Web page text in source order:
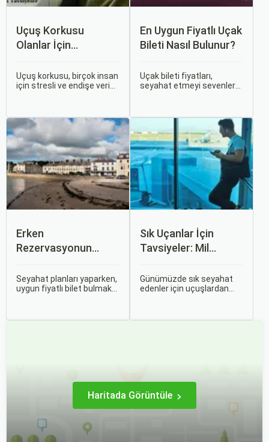
Uçuş Korkusu
Olanlar İçin
Uçuş korkusu, birçok insan
için stresli ve endişe verici
etmek zorunda olan kişiler
için büyük bir sorun teşkil
edebilir.
En Uygun Fiyatlı Uçak
Bileti Nasıl Bulunur?
Uçak bileti fiyatları,
seyahat etmeyi sevenler
araştırma ile uygun fiyatlı
uçak bileti bulmak
mümkündür.
Erken
Rezervasyonun
Otobüs Bileti Satın
Alma İpuçları
Seyahat planları yaparken,
uygun fiyatlı bilet bulmak
yaşamanızı sağlar.
Sık Uçanlar İçin
Tavsiyeler: Mil
Günümüzde sık seyahat
edenler için uçuşlardan
Haritada Görüntüle